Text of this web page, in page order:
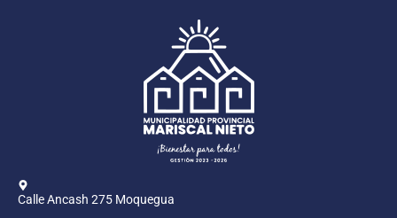
Calle Ancash 275 Moquegua